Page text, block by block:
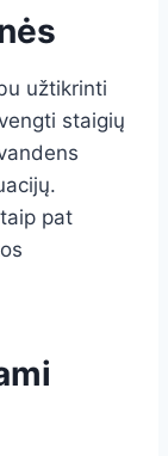
užtikrinti
staigių
pat